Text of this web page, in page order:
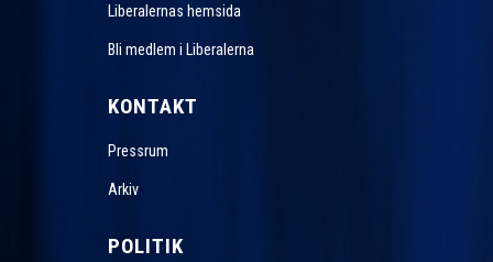
Liberalernas hemsida
Bli medlem i Liberalerna
KONTAKT
Pressrum
Arkiv
POLITIK